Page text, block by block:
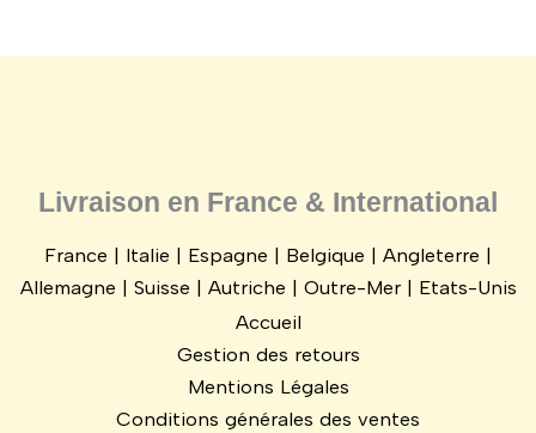
Livraison en France & International
France | Italie | Espagne | Belgique | Angleterre |
Allemagne | Suisse | Autriche | Outre-Mer | Etats-Unis
Accueil
Gestion des retours
Mentions Légales
Conditions générales des ventes